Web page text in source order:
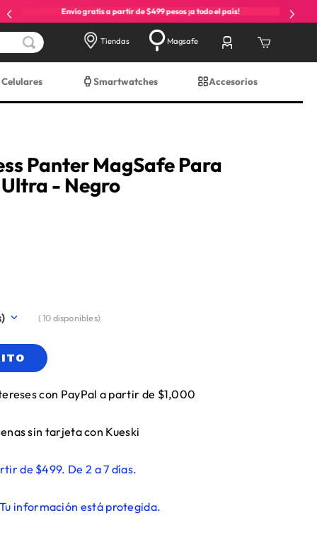
Envío gratis a partir de $499 pesos ¡a todo el país!
Tiendas Magsafe
Celulares Smartwatches Accesorios
Panter MagSafe Para
- Negro
(10disponibles)
con PayPal a partir de $1,000
sin tarjeta con Kueski
de $499. De 2 a 7 días.
información está protegida.